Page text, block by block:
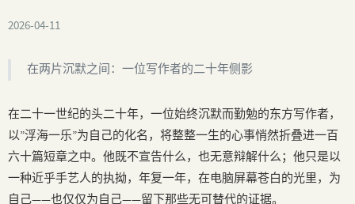
2026-04-11
在两片沉默之间：一位写作者的二十年侧影
在二十一世纪的头二十年，一位始终沉默而勤勉的东方写作者，
以”浮海一乐”为自己的化名，将整整一生的心事悄然折叠进一百
六十篇短章之中。他既不宣告什么，也无意辩解什么；他只是以
一种近乎手艺人的执拗，年复一年，在电脑屏幕苍白的光里，为
自己——也仅仅为自己——留下那些无可替代的证据。